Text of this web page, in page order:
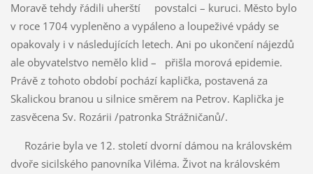
Moravě tehdy řádili uherští povstalci – kuruci. Město bylo
v roce 1704 vypleněno a vypáleno a loupeživé vpády se
opakovaly i v následujících letech. Ani po ukončení nájezdů
ale obyvatelstvo nemělo klid – přišla morová epidemie.
Právě z tohoto období pochází kaplička, postavená za
Skalickou branou u silnice směrem na Petrov. Kaplička je
zasvěcena Sv. Rozárii /patronka Strážničanů/.
Rozárie byla ve 12. století dvorní dámou na královském
dvoře sicilského panovníka Viléma. Život na královském